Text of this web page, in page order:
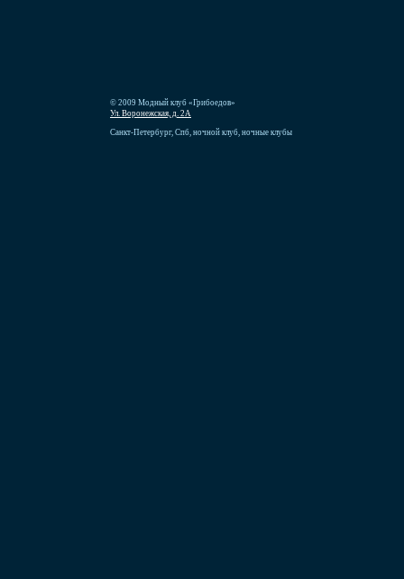
© 2009 Модный клуб «Грибоедов»
Ул. Воронежская, д. 2А
Санкт-Петербург, Спб, ночной клуб, ночные клубы